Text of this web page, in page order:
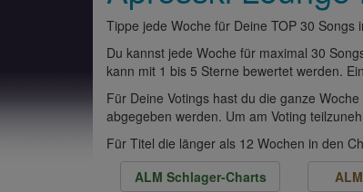
Tippe jede Woche für Deine TOP 30
Du kannst jede Woche für maximal 30
kann mit 1 bis 5 Sterne bewertet werden.
Für Deine Votings hast du die ganze
abgegeben werden. Um am Voting
Für Titel die länger als 12 Wochen in den
ALM Schlager-Charts